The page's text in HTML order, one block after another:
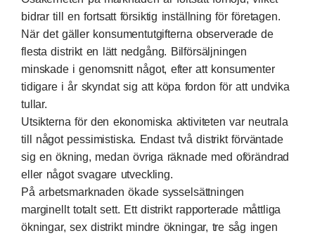
bidrar till en fortsatt försiktig inställning för företagen.
När det gäller konsumentutgifterna observerade de
flesta distrikt en lätt nedgång. Bilförsäljningen
minskade i genomsnitt något, efter att konsumenter
tidigare i år skyndat sig att köpa fordon för att undvika
tullar.
Utsikterna för den ekonomiska aktiviteten var neutrala
till något pessimistiska. Endast två distrikt förväntade
sig en ökning, medan övriga räknade med oförändrad
eller något svagare utveckling.
På arbetsmarknaden ökade sysselsättningen
marginellt totalt sett. Ett distrikt rapporterade måttliga
ökningar, sex distrikt mindre ökningar, tre såg ingen